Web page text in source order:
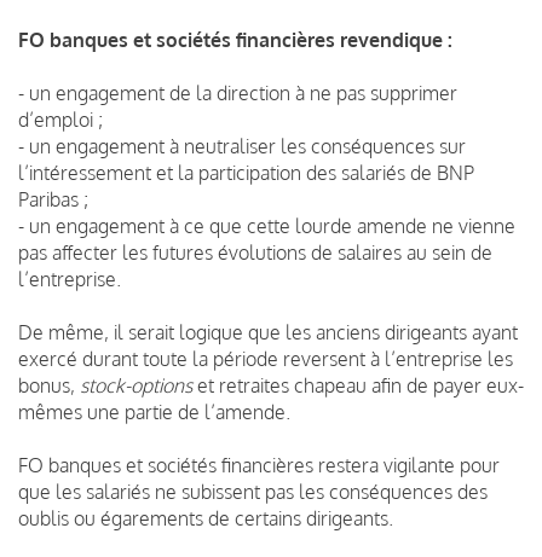
FO banques et sociétés financières revendique :
- un engagement de la direction à ne pas supprimer
d’emploi ;
- un engagement à neutraliser les conséquences sur
l’intéressement et la participation des salariés de BNP
Paribas ;
- un engagement à ce que cette lourde amende ne vienne
pas affecter les futures évolutions de salaires au sein de
l’entreprise.
De même, il serait logique que les anciens dirigeants ayant
exercé durant toute la période reversent à l’entreprise les
bonus, stock-optionset retraites chapeau afin de payer eux-
mêmes une partie de l’amende.
FO banques et sociétés financières restera vigilante pour
que les salariés ne subissent pas les conséquences des
oublis ou égarements de certains dirigeants.